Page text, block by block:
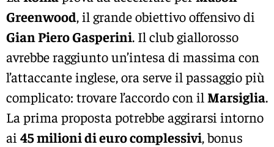
Greenwood, il grande obiettivo offensivo di
Gian Piero Gasperini. Il club giallorosso
avrebbe raggiunto un’intesa di massima con
l’attaccante inglese, ora serve il passaggio più
complicato: trovare l’accordo con il Marsiglia.
La prima proposta potrebbe aggirarsi intorno
ai 45 milioni di euro complessivi, bonus